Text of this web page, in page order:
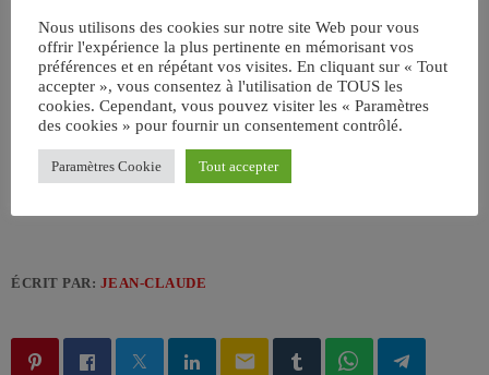
ÉCRIT PAR: JEAN-CLAUDE
email
Nous utilisons des cookies sur notre site Web pour vous
offrir l'expérience la plus pertinente en mémorisant vos
préférences et en répétant vos visites. En cliquant sur « Tout
accepter », vous consentez à l'utilisation de TOUS les
cookies. Cependant, vous pouvez visiter les « Paramètres
des cookies » pour fournir un consentement contrôlé.
Paramètres Cookie Tout accepter